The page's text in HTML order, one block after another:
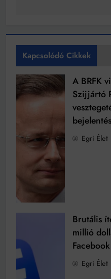
Kapcsolódó Cikkek
A BRFK
Szijjártó
bejelentés
Egri Élet
Brutális
millió
Egri Élet